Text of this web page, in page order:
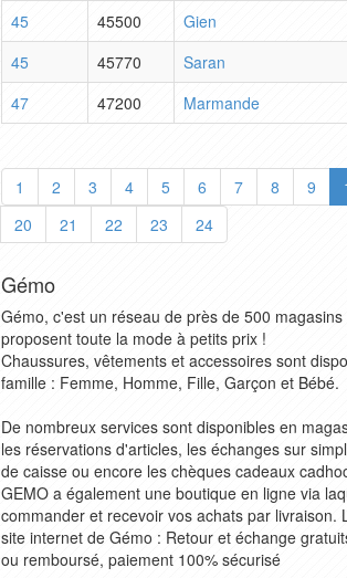
45
45500
Gien
45
45770
Saran
47
47200 Marmande
1 2 3 4 5 6 7 8 9
20
21 22 23 24
Gémo
Gémo, c'est un réseau de près de 500
proposent toute la mode à petits prix !
Chaussures, vêtements et accessoires sont
famille : Femme, Homme, Fille, Garçon et Bébé.
De nombreux services sont disponibles en
les réservations d'articles, les échanges sur
de caisse ou encore les chèques cadeaux
GEMO a également une boutique en ligne via
commander et recevoir vos achats par livraison.
site internet de Gémo : Retour et échange
ou remboursé, paiement 100% sécurisé